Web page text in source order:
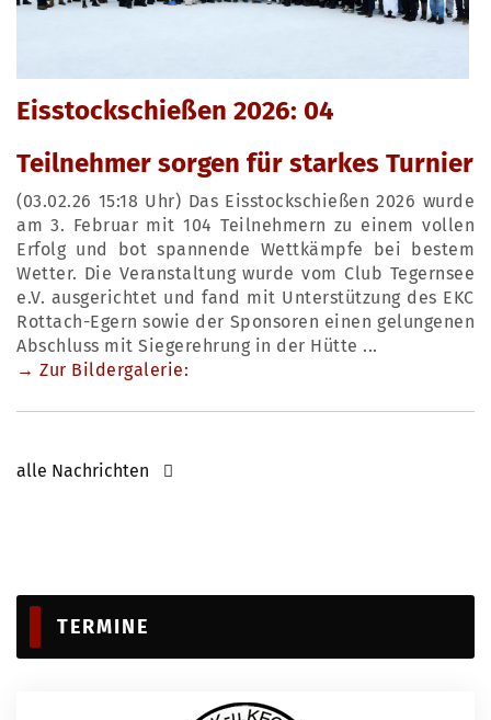
Eisstockschießen 2026: 04
Teilnehmer sorgen für starkes Turnier
(03.02.26 15:18 Uhr) Das Eisstockschießen 2026 wurde
am 3. Februar mit 104 Teilnehmern zu einem vollen
Erfolg und bot spannende Wettkämpfe bei bestem
Wetter. Die Veranstaltung wurde vom Club Tegernsee
e.V. ausgerichtet und fand mit Unterstützung des EKC
Rottach-Egern sowie der Sponsoren einen gelungenen
Abschluss mit Siegerehrung in der Hütte ...
→ Zur Bildergalerie:
alle Nachrichten
TERMINE